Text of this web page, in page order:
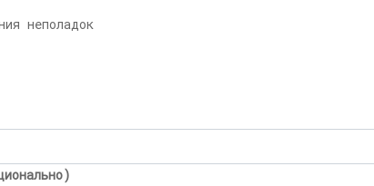
неполадок